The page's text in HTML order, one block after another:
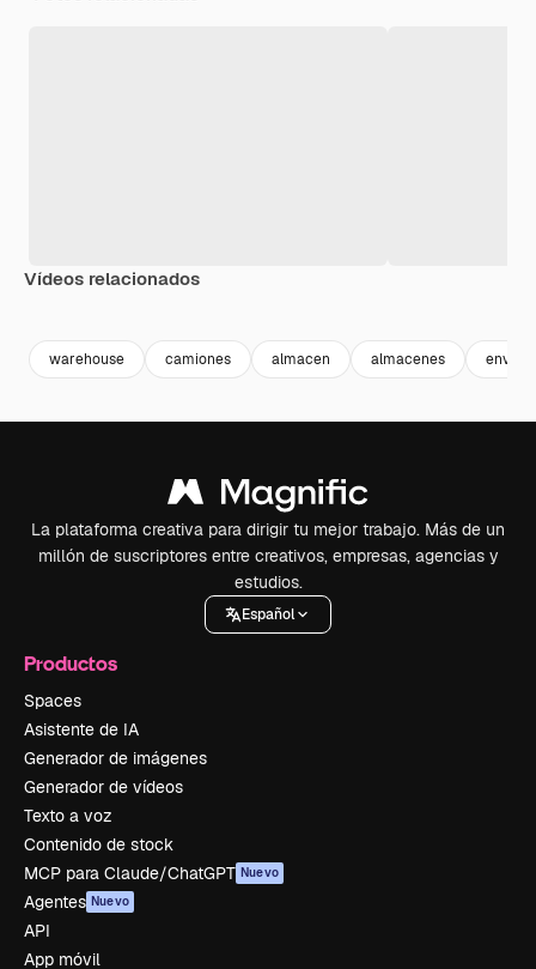
Vídeos relacionados
warehouse camiones almacen almacenes envios
La plataforma creativa para dirigir tu mejor trabajo. Más de un
millón de suscriptores entre creativos, empresas, agencias y
estudios.
Español
Productos
Spaces
Asistente de IA
Generador de imágenes
Generador de vídeos
Texto a voz
Contenido de stock
MCP para Claude/ChatGPT Nuevo
Agentes Nuevo
API
App móvil